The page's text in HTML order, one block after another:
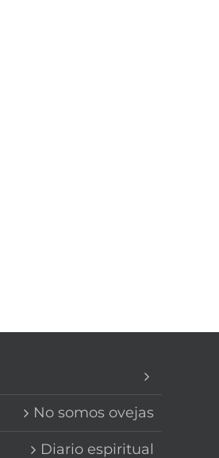
No somos ovejas
Diario espiritual